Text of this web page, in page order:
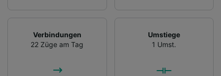
Verbindungen
22 Züge am Tag
Umstiege
1 Umst.